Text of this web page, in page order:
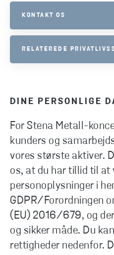
DINE PERSONLIGE
For Stena Metall-
kunders og
vores største aktiver.
os, at du har tillid til at
personoplysninger i
GDPR/Forordningen
(EU) 2016/679, og
og sikker måde. Du
rettigheder nedenfor.
KONTAKT OS
TØV IKKE MED AT KONTAKTE
RELATEREDE
COOKIES
VIDEOOVERVÅGNING